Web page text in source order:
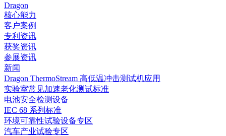
Dragon
核心能力
客户案例
专利资讯
获奖资讯
参展资讯
新闻
Dragon ThermoStream 高低温冲击测试机应用
实验室常见加速老化测试标准
电池安全检测设备
IEC 68 系列标准
环境可靠性试验设备专区
汽车产业试验专区